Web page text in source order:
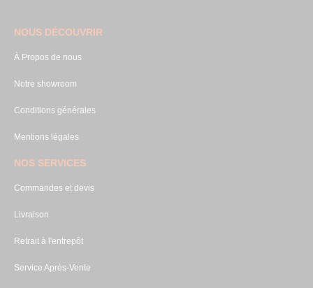
NOUS DÉCOUVRIR
À Propos de nous
Notre showroom
Conditions générales
Mentions légales
NOS SERVICES
Commandes et devis
Livraison
Retrait à l'entrepôt
Service Après-Vente